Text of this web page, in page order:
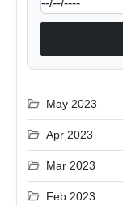
folder_open May 2023
folder_open Apr 2023
folder_open Mar 2023
folder_open Feb 2023